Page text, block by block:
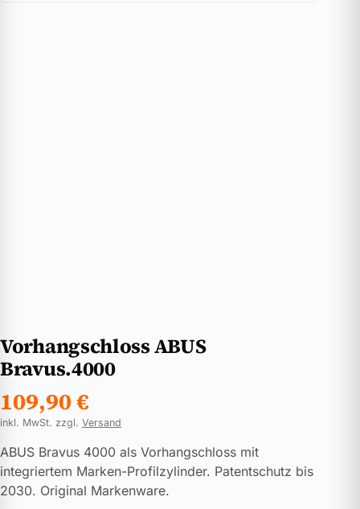
Vorhangschloss ABUS
Bravus.4000
109,90€
inkl. MwSt. zzgl. Versand
ABUS Bravus 4000 als Vorhangschloss mit
integriertem Marken-Profilzylinder. Patentschutz bis
2030. Original Markenware.